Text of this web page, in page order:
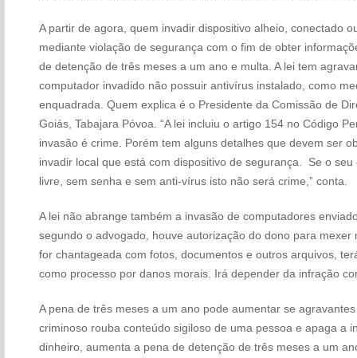
A partir de agora, quem invadir dispositivo alheio, conectado
mediante violação de segurança com o fim de obter
de detenção de três meses a um ano e multa. A lei tem
computador invadido não possuir antivírus instalado, como
enquadrada. Quem explica é o Presidente da Comissão de
Goiás, Tabajara Póvoa. “A lei incluiu o artigo 154 no Código
invasão é crime. Porém tem alguns detalhes que devem ser
invadir local que está com dispositivo de segurança. Se o
livre, sem senha e sem anti-vírus isto não será crime,” conta.
A lei não abrange também a invasão de computadores
segundo o advogado, houve autorização do dono para
for chantageada com fotos, documentos e outros arquivos,
como processo por danos morais. Irá depender da infração
A pena de três meses a um ano pode aumentar se
criminoso rouba conteúdo sigiloso de uma pessoa e apaga a
dinheiro, aumenta a pena de detenção de três meses a um